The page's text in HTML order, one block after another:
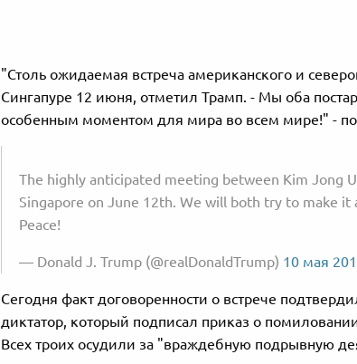
"Столь ожидаемая встреча американского и
Сингапуре 12 июня, отметил Трамп. - Мы оба
особенным моментом для мира во всем мире!" -
The highly anticipated meeting between Kim Jong
Singapore on June 12th. We will both try to make
Peace!
— Donald J. Trump (@realDonaldTrump) 10 мая
Сегодня факт договоренности о встрече
диктатор, который подписал приказ о
Всех троих осудили за "враждебную подрывную